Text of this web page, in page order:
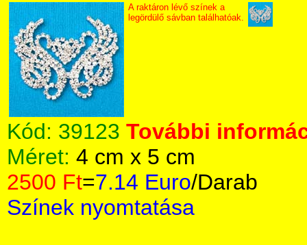
A raktáron lévő színek a
legördülő sávban találhatóak.
Kód: 39123 További
Méret: 4 cm x 5 cm
2500 Ft=7.14 Euro/Darab
Színek nyomtatása